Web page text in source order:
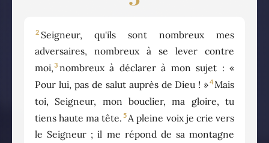
2 Seigneur, qu'ils sont nombreux mes
adversaires, nombreux à se lever contre
moi,3 nombreux à déclarer à mon sujet : «
Pour lui, pas de salut auprès de Dieu ! »4Mais
toi, Seigneur, mon bouclier, ma gloire, tu
tiens haute ma tête. 5 A pleine voix je crie vers
le Seigneur ; il me répond de sa montagne